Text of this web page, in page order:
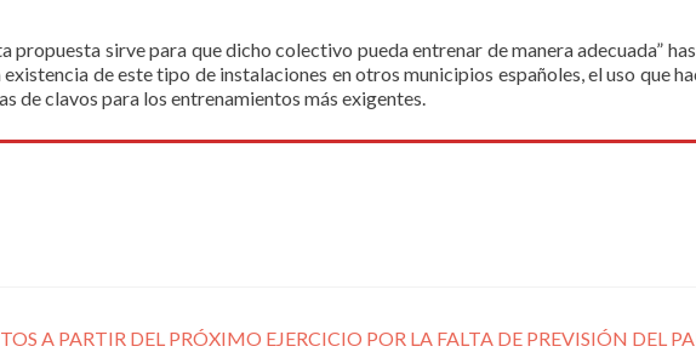
propuesta sirve para que dicho colectivo pueda entrenar de manera adecuada”
de este tipo de instalaciones en otros municipios españoles, el uso que
de clavos para los entrenamientos más exigentes.
A PARTIR DEL PRÓXIMO EJERCICIO POR LA FALTA DE PREVISIÓN DEL